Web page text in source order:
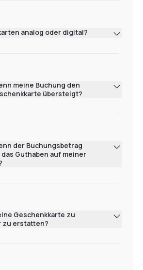
analog oder digital?
meine Buchung den
übersteigt?
der Buchungsbetrag
Guthaben auf meiner
Geschenkkarte zu
zu erstatten?